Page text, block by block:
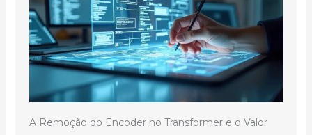
A Remoção do Encoder no Transformer e o Valor